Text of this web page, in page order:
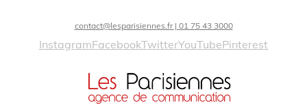
contact@lesparisiennes.fr | 01 75 43 3000
InstagramFacebookTwitterYouTubePinterest